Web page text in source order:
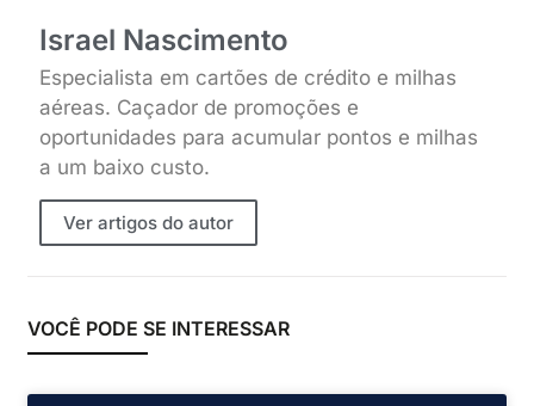
Israel Nascimento
Especialista em cartões de crédito e milhas
aéreas. Caçador de promoções e
oportunidades para acumular pontos e milhas
a um baixo custo.
Ver artigos do autor
VOCÊ PODE SE INTERESSAR